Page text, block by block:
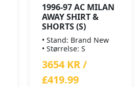
1996-97 AC MILAN
AWAY SHIRT &
SHORTS (S)
• Stand: Brand New
• Størrelse: S
3654 KR /
£419.99